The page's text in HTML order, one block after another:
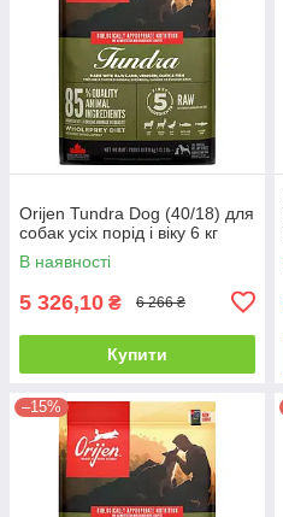
Orijen Tundra Dog (40/18) для
собак усіх порід і віку 6 кг
В наявності
5 326,10 ₴ 6 266 ₴
Купити
–15%